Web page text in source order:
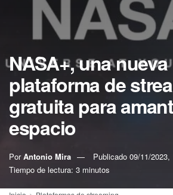
NASA+, una nueva
plataforma de
gratuita para
espacio
Por Antonio Mira Publicado 09/11/2023,
Tiempo de lectura: 3 minutos